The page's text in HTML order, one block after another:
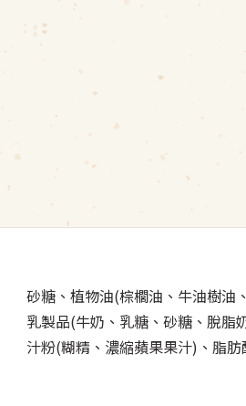
砂糖、植物油(棕櫚油、牛油樹油
乳製品(牛奶、乳糖、砂糖、脫脂
汁粉(糊精、濃縮蘋果果汁)、脂